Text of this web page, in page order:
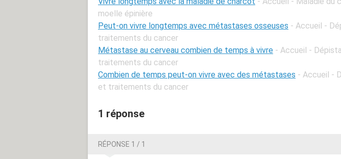
moelle épinière
Peut-on vivre longtemps avec métastases osseuses - Accueil -
traitements du cancer
Métastase au cerveau combien de temps à vivre - Accueil -
traitements du cancer
Combien de temps peut-on vivre avec des métastases - Accueil -
et traitements du cancer
1 réponse
RÉPONSE 1 / 1